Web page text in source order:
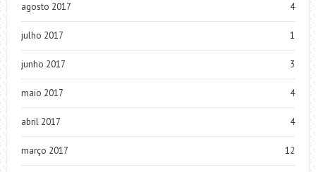
agosto 2017 4
julho 2017 1
junho 2017 3
maio 2017 4
abril 2017 4
março 2017 12